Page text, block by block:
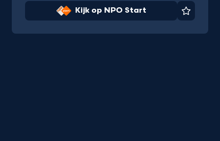
Kijk op NPO Start